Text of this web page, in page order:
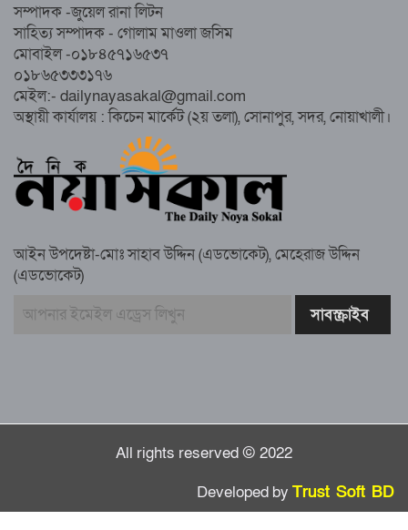
নোয়াখালীতে ইসলামী মহাসমাবেশের প্রস্তুতি
সম্পন্ন, অংশ নেবেন লক্ষাধিক মানুষ
নোয়াখালীতে ইসলামী ছাত্রশিবিরের ‘অদম্য
জুলাই’ মিছিল
সুবর্ণচরে মায়ের অভিযোগে সাবেক ভাইস
চেয়ারম্যান গ্রেপ্তার
স্মরণ সভায় মিলাদ ও দোয়া
সম্পাদক -জুয়েল রানা লিটন
সাহিত্য সম্পাদক - গোলাম মাওলা জসিম
মোবাইল -০১৮৪৫৭১৬৫৩৭
০১৮৬৫৩৩৩১৭৬
মেইল:- dailynayasakal@gmail.com
অস্থায়ী কার্যালয় : কিচেন মার্কেট (২য় তলা), সোনাপুর, সদর, নোয়াখালী।
আইন উপদেষ্টা-মোঃ সাহাব উদ্দিন (এডভোকেট), মেহেরাজ উদ্দিন
(এডভোকেট)
All rights reserved © 2022
Developed by Trust Soft BD